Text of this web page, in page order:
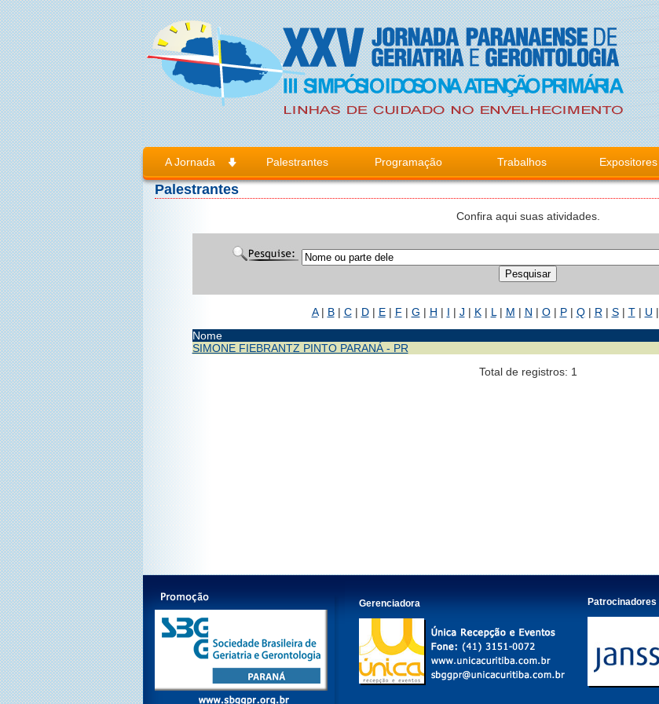
A Jornada Palestrantes Programação Trabalhos Expositores
Palestrantes
Confira aqui suas atividades.
A| B| C| D| E| F | G | H | I | J | K| L | M | N | O| P| Q| R | S| T| U |
Nome
SIMONE FIEBRANTZ PINTO PARANÁ - PR
Total de registros: 1
Gerenciadora Patrocinadores